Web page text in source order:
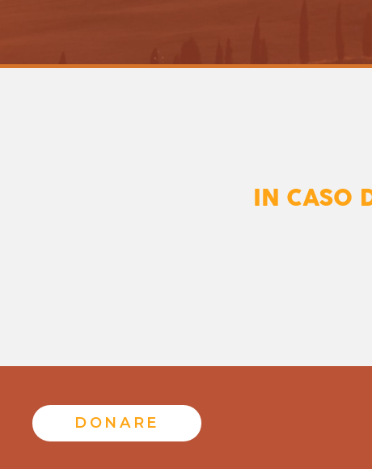
IN CASO
DONARE